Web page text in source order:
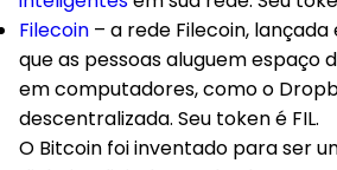
Filecoin – a rede Filecoin,
que as pessoas aluguem espaço
em computadores, como o
descentralizada. Seu token é FIL.
O Bitcoin foi inventado para ser